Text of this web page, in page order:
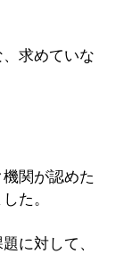
求めていな
関が認めた
た。
に対して、